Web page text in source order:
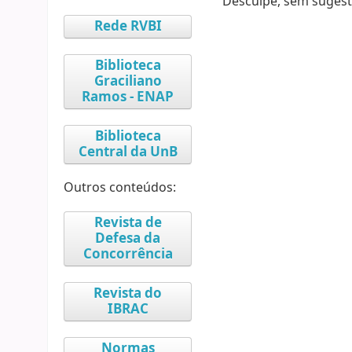
Rede RVBI
Biblioteca
Graciliano
Ramos - ENAP
Biblioteca
Central da UnB
Outros conteúdos:
Revista de
Defesa da
Concorrência
Revista do
IBRAC